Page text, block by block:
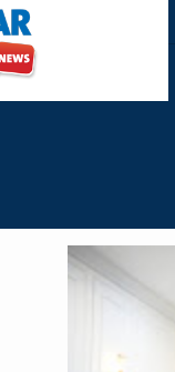
Saat Patroli Malam